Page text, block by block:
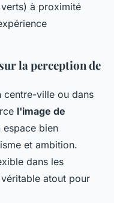
à proximité
la perception de
ville ou dans
l'image de
espace bien
et ambition.
dans les
atout pour